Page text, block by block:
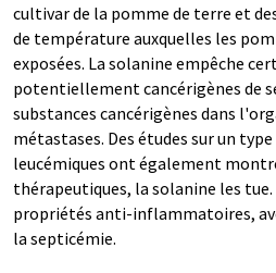
cultivar de la pomme de terre et
de température auxquelles les
exposées. La solanine empêche
potentiellement cancérigènes de
substances cancérigènes dans
métastases. Des études sur un
leucémiques ont également
thérapeutiques, la solanine les tue.
propriétés anti-inflammatoires,
la septicémie.